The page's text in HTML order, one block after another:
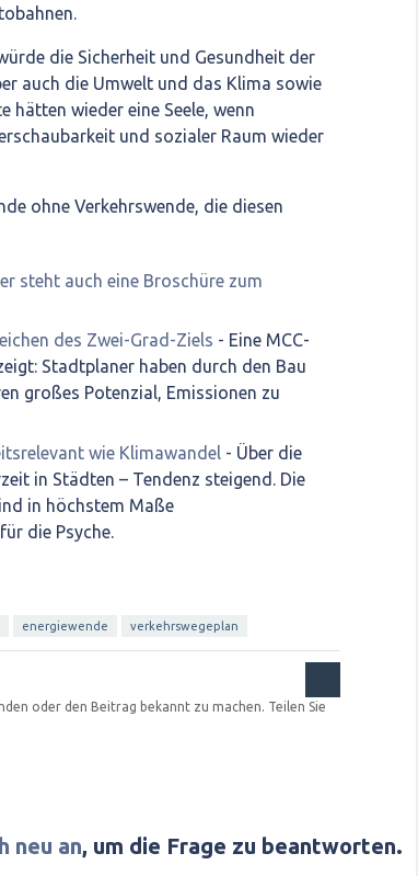
die Sicherheit und Gesundheit der
auch die Umwelt und das Klima sowie
hätten wieder eine Seele, wenn
und sozialer Raum wieder
ohne Verkehrswende, die diesen
steht auch eine Broschüre zum
des Zwei-Grad-Ziels - Eine MCC-
Stadtplaner haben durch den Bau
großes Potenzial, Emissionen zu
wie Klimawandel - Über die
in Städten – Tendenz steigend. Die
in höchstem Maße
die Psyche.
energiewende verkehrswegeplan
oder den Beitrag bekannt zu machen. Teilen Sie
neu an, um die Frage zu beantworten.